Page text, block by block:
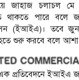
জাহাজ চলাচল মে
থাকতে পারে বলে
(ইআইএ)। তবে
হতে শুরু করবে বলে আশা
এক প্রতিবেদনে ইআইএ